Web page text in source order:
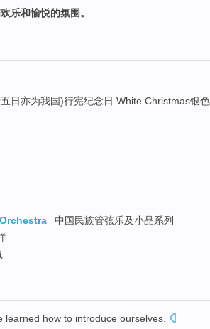
乐和愉悦的氛围。
日亦为我国)行宪纪念日 White Christmas银
中国民族管弦乐及小品系列
learned how to introduce ourselves.